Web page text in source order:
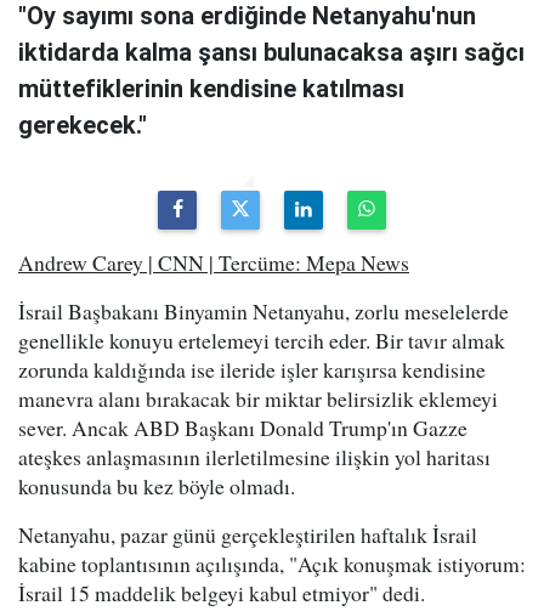
"Oy sayımı sona erdiğinde Netanyahu'nun
iktidarda kalma şansı bulunacaksa aşırı sağcı
müttefiklerinin kendisine katılması
gerekecek."
Andrew Carey | CNN | Tercüme: Mepa News
İsrail Başbakanı Binyamin Netanyahu, zorlu meselelerde
genellikle konuyu ertelemeyi tercih eder. Bir tavır almak
zorunda kaldığında ise ileride işler karışırsa kendisine
manevra alanı bırakacak bir miktar belirsizlik eklemeyi
sever. Ancak ABD Başkanı Donald Trump'ın Gazze
ateşkes anlaşmasının ilerletilmesine ilişkin yol haritası
konusunda bu kez böyle olmadı.
Netanyahu, pazar günü gerçekleştirilen haftalık İsrail
kabine toplantısının açılışında, "Açık konuşmak istiyorum:
İsrail 15 maddelik belgeyi kabul etmiyor" dedi.